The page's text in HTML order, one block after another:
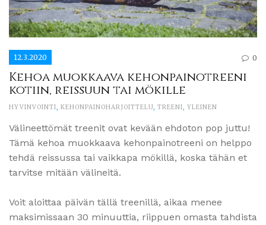
12.3.2020 0
Kehoa muokkaava kehonpainotreeni
kotiin, reissuun tai mökille
HYVINVOINTI KEHONPAINOHARJOITTELU TREENI YLEINEN
Välineettömät treenit ovat kevään ehdoton pop juttu!
Tämä kehoa muokkaava kehonpainotreeni on helppo
tehdä reissussa tai vaikkapa mökillä, koska tähän et
tarvitse mitään välineitä.
Voit aloittaa päivän tällä treenillä, aikaa menee
maksimissaan 30 minuuttia, riippuen omasta tahdista